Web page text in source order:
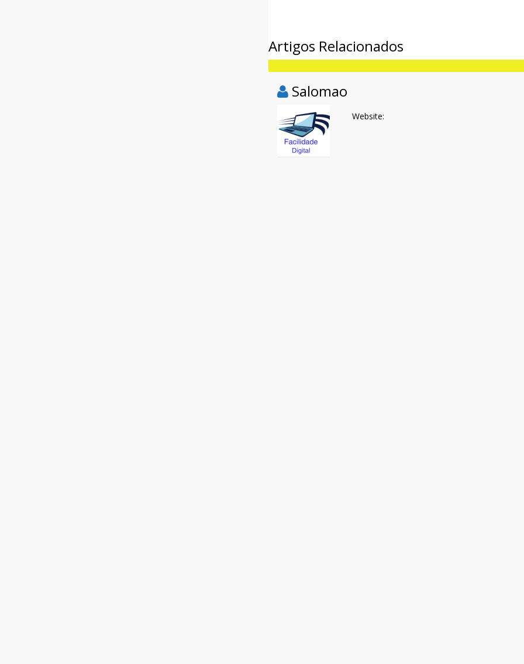
Artigos Relacionados
Salomao
Website: